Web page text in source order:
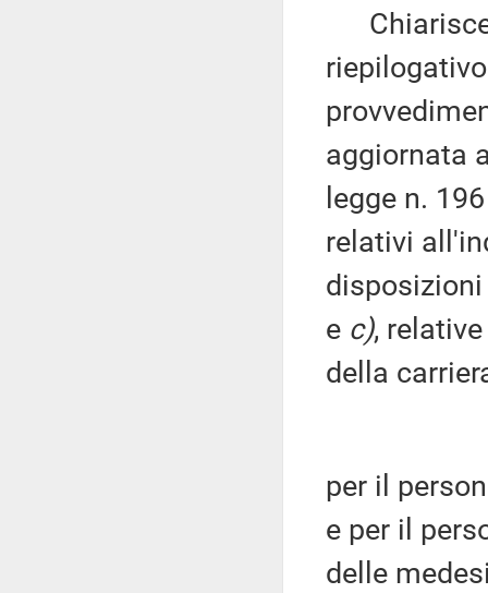
aggiornata
legge n.
relativi
e c),
della
per il
e per il
delle